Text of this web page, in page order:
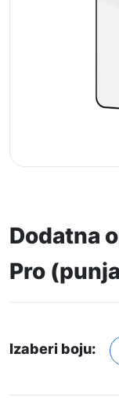
Dodatna
Pro
Izaberi boju: